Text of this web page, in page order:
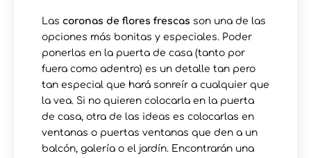
Las coronas de flores frescas son una de las
opciones más bonitas y especiales. Poder
ponerlas en la puerta de casa (tanto por
fuera como adentro) es un detalle tan pero
tan especial que hará sonreír a cualquier que
la vea. Si no quieren colocarla en la puerta
de casa, otra de las ideas es colocarlas en
ventanas o puertas ventanas que den a un
balcón, galería o el jardín. Encontrarán una